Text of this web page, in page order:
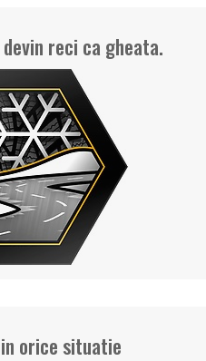
reci ca gheata.
orice situatie